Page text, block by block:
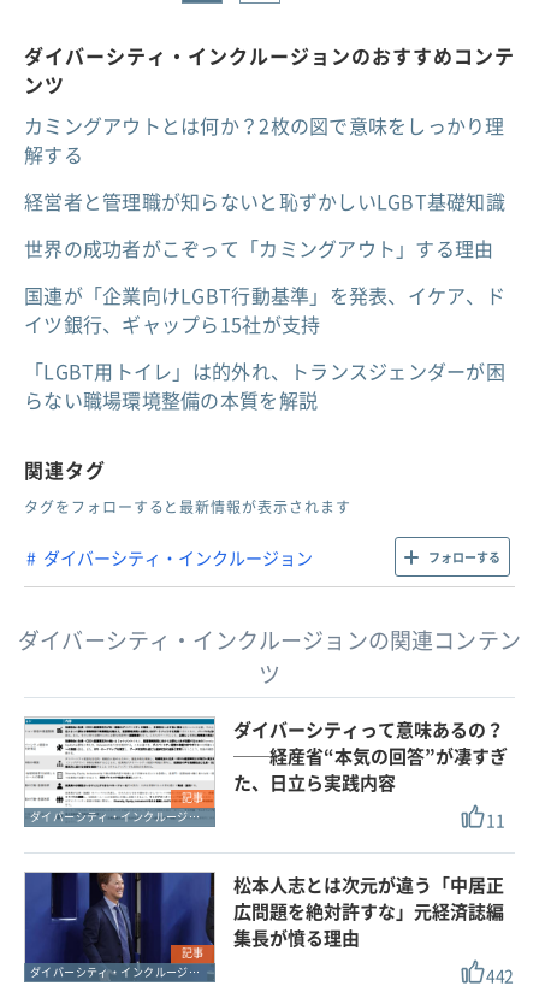
ダイバーシティ・インクルージョンのおすすめコンテ
ンツ
カミングアウトとは何か？2枚の図で意味をしっかり理
解する
経営者と管理職が知らないと恥ずかしいLGBT基礎知識
世界の成功者がこぞって「カミングアウト」する理由
国連が「企業向けLGBT行動基準」を発表、イケア、ド
イツ銀行、ギャップら15社が支持
「LGBT用トイレ」は的外れ、トランスジェンダーが困
らない職場環境整備の本質を解説
関連タグ
タグをフォローすると最新情報が表示されます
ダイバーシティ・インクルージョン フォローする
ダイバーシティ・インクルージョンの関連コンテン
ツ
記事
ダイバーシティ・インクルージョン
ダイバーシティって意味あるの？
──経産省“本気の回答”が凄すぎ
た、日立ら実践内容
11
記事
ダイバーシティ・インクルージョン
松本人志とは次元が違う「中居正
広問題を絶対許すな」元経済誌編
集長が憤る理由
442